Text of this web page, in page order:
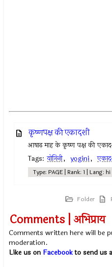
कृष्णपक्ष की एकादशी
आषाढ़ माह के कृष्ण पक्ष की
Tags: योगिनी, yogini,
Type: PAGE | Rank: 1 | Lang: hi
Folder
Comments | अभिप्राय
Comments written here will be
moderation.
Like us on Facebookto send us